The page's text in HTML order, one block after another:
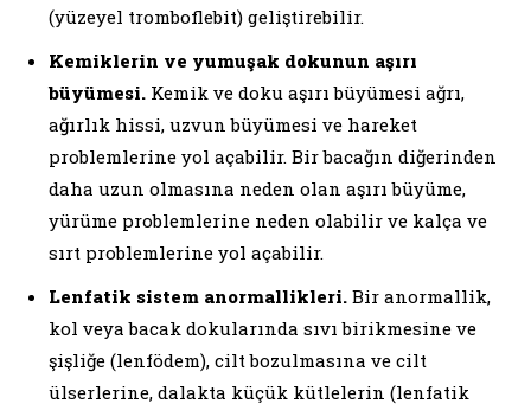
(yüzeyel tromboflebit) geliştirebilir.
Kemiklerin ve yumuşak dokunun aşırı
büyümesi. Kemik ve doku aşırı büyümesi ağrı,
ağırlık hissi, uzvun büyümesi ve hareket
problemlerine yol açabilir. Bir bacağın diğerinden
daha uzun olmasına neden olan aşırı büyüme,
yürüme problemlerine neden olabilir ve kalça ve
sırt problemlerine yol açabilir.
Lenfatik sistem anormallikleri. Bir anormallik,
kol veya bacak dokularında sıvı birikmesine ve
şişliğe (lenfödem), cilt bozulmasına ve cilt
ülserlerine, dalakta küçük kütlelerin (lenfatik